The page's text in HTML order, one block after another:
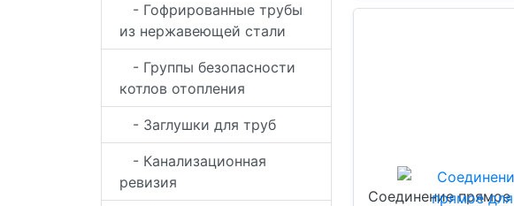
- Гофрированные трубы
из нержавеющей стали
- Группы безопасности
котлов отопления
- Заглушки для труб
- Канализационная
ревизия
Соединение прямое